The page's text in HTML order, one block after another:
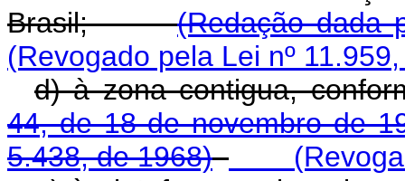
Brasil;(Redação dada
(Revogado pela Lei nº
d) à zona contigua,
44, de 18 de novembro de
5.438, de 1968)